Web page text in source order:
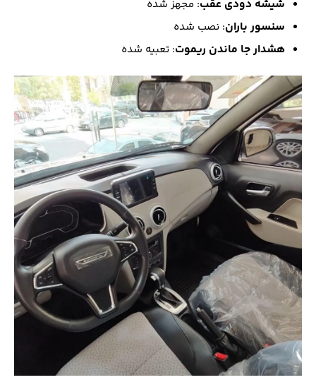
شیشه دودی عقب: مجهز شده
سنسور باران: نصب شده
هشدار جا ماندن ریموت: تعبیه شده